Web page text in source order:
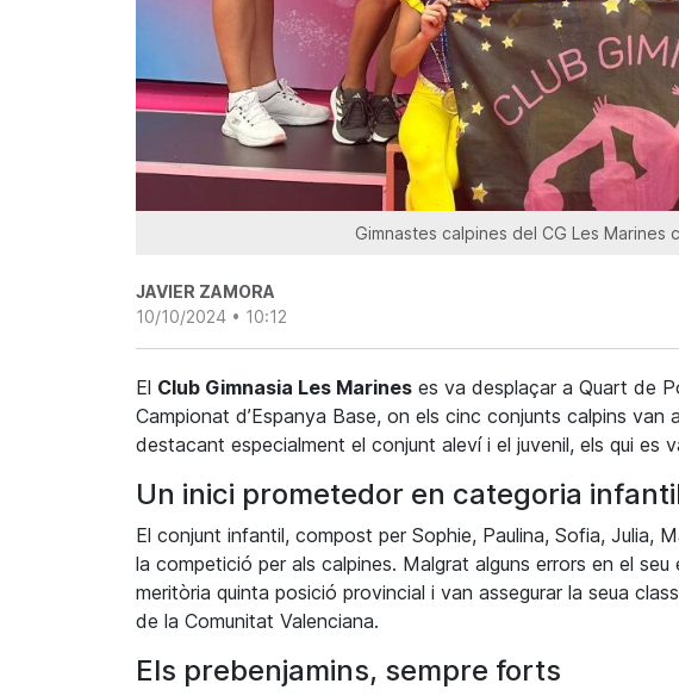
Gimnastes calpines del CG Les Marines
JAVIER ZAMORA
10/10/2024 • 10:12
El Club Gimnasia Les Marines es va desplaçar a Quart de
Campionat d’Espanya Base, on els cinc conjunts calpins van
destacant especialment el conjunt aleví i el juvenil, els qui es
Un inici prometedor en categoria
El conjunt infantil, compost per Sophie, Paulina, Sofia, Julia,
la competició per als calpines. Malgrat alguns errors en el seu
meritòria quinta posició provincial i van assegurar la seua
de la Comunitat Valenciana.
Els prebenjamins, sempre forts